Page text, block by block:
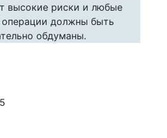
высокие риски и любые
операции должны быть
обдуманы.